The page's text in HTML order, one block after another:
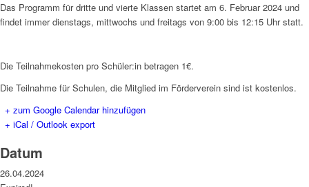
Das Programm für dritte und vierte Klassen startet am 6. Februar 2024 und
findet immer dienstags, mittwochs und freitags von 9:00 bis 12:15 Uhr statt.
Die Teilnahmekosten pro Schüler:in betragen 1€.
Die Teilnahme für Schulen, die Mitglied im Förderverein sind ist kostenlos.
+ zum Google Calendar hinzufügen
+ iCal / Outlook export
Datum
26.04.2024